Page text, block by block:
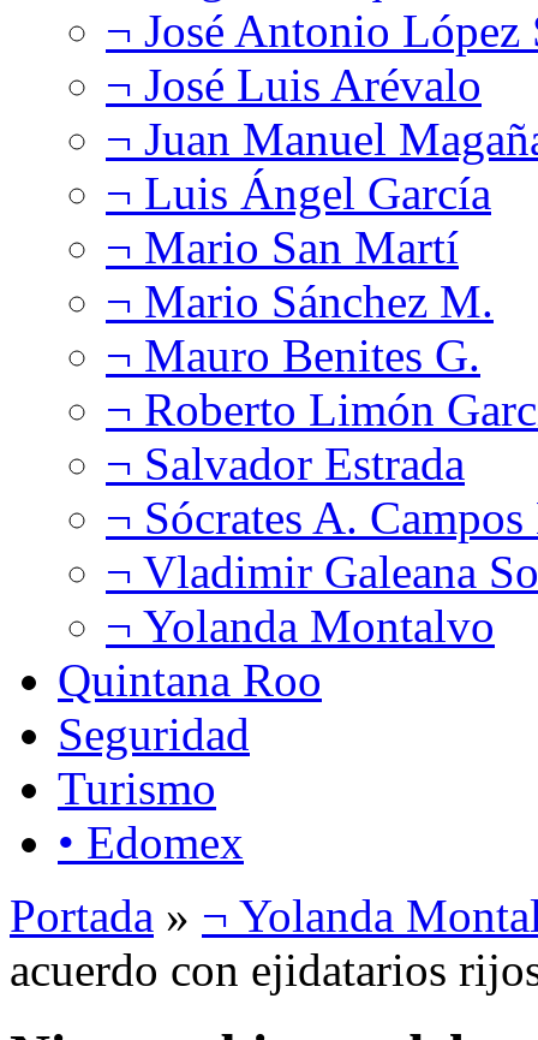
¬ José Antonio López
¬ José Luis Arévalo
¬ Juan Manuel
¬ Luis Ángel García
¬ Mario San Martí
¬ Mario Sánchez M.
¬ Mauro Benites G.
¬ Roberto Limón
¬ Salvador Estrada
¬ Sócrates A.
¬ Vladimir Galeana
¬ Yolanda Montalvo
Quintana Roo
Seguridad
Turismo
• Edomex
Portada » ¬ Yolanda
acuerdo con ejidatarios